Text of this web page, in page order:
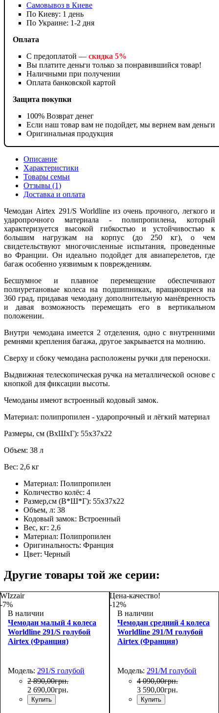
Самовывоз в Киеве
По Киеву: 1 день
По Украине: 1-2 дня
Оплата
С предоплатой — скидка 5%
Вы платите деньги только за понравившийся товар!
Наличными при получении
Оплата банковской картой
Защита покупки
100% Возврат денег
Если наш товар вам не подойдет, мы вернем вам деньги
Оригинальная продукция
Описание
Характеристики
Товары семьи
Отзывы (1)
Доставка и оплата
Чемодан Airtex 291/S Worldline из очень прочного, легкого и
ударопрочного материала - полипропилена, который
характеризуется высокой гибкостью и устойчивостью к
большим нагрузкам на корпус (до 250 кг), о чем
свидетельствуют многочисленные испытания, проведенные
во Франции. Он идеально подойдет для авиаперелетов, где
багаж особенно уязвимым к повреждениям.
Бесшумное и плавное перемещение обеспечивают
полиуретановые колеса на подшипниках, вращающиеся на
360 град, придавая чемодану дополнительную манёвренность
и давая возможность перемещать его в вертикальном
положении.
Внутри чемодана имеется 2 отделения, одно с внутренними
ремнями крепления багажа, другое закрывается на молнию.
Сверху и сбоку чемодана расположены ручки для переноски.
Выдвижная телескопическая ручка на металлической основе с
кнопкой для фиксации высоты.
Чемоданы имеют встроенный кодовый замок.
Материал: полипропилен - ударопрочный и лёгкий материал
Размеры, см (ВхШхГ): 55x37x22
Объем: 38 л
Вес: 2,6 кг
Материал: Полипропилен
Количество колёс: 4
Размер,см (В*Ш*Г): 55x37x22
Объем, л: 38
Кодовый замок: Встроенный
Вес, кг: 2,6
Материал: Полипропилен
Оригинальность: Франция
Цвет: Черный
Другие товары той же серии:
WIzzair
-7%
В наличии
Чемодан малый 4 колеса
Worldline 291/S голубой
Airtex (Франция)
Модель: 291/S голубой
2 890,00грн.
2 690,00грн.
Купить
Цена-качество!
-12%
В наличии
Чемодан средний 4 колеса
Worldline 291/M голубой
Airtex (Франция)
Модель: 291/M голубой
4 090,00грн.
3 590,00грн.
Купить